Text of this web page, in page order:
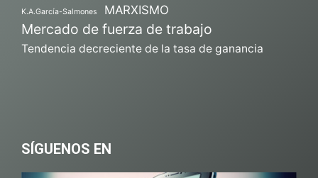
K.A.García-Salmones MARXISMO
Mercado de fuerza de trabajo
Tendencia decreciente de la tasa de ganancia
SÍGUENOS EN